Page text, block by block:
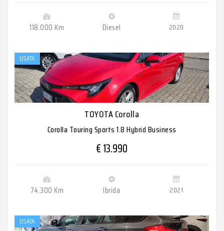
118.000 Km Diesel 2020
USATA
TOYOTA Corolla
Corolla Touring Sports 1.8 Hybrid Business
€ 13.990
74.300 Km Ibrida 2021
USATA